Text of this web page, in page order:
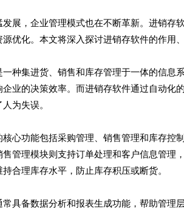
发展，企业管理模式也在不断革新。进销
优化。本文将深入探讨进销存软件的作用
种集进货、销售和库存管理于一体的信息
业的决策效率。而进销存软件通过自动化
为失误。
心功能包括采购管理、销售管理和库存控
售管理模块则支持订单处理和客户信息管
合理库存水平，防止库存积压或断货。
常具备数据分析和报表生成功能，帮助管